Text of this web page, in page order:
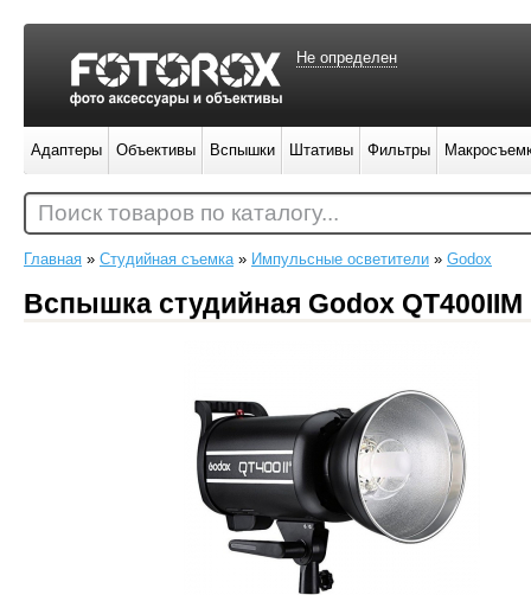
Главная » Студийная съемка» Импульсные осветители » Godox
Вспышка студийная Godox
Не определен
Адаптеры Объективы Вспышки Штативы Фильтры
Поиск товаров по каталогу...